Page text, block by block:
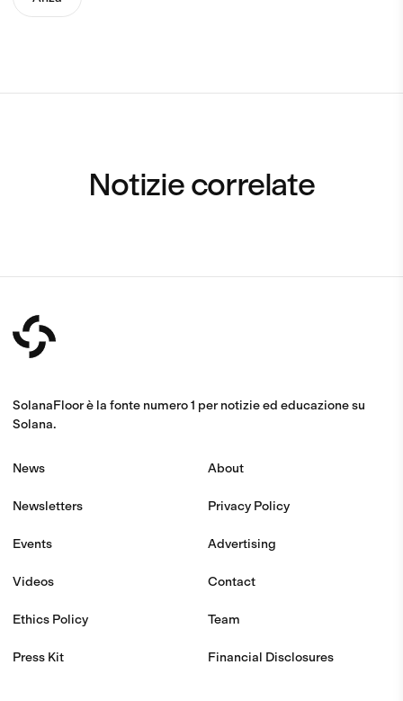
Notizie correlate
SolanaFloor è la fonte numero 1 per notizie ed educazione su
Solana.
News
Newsletters
Events
Videos
Ethics Policy
Press Kit
About
Privacy Policy
Advertising
Contact
Team
Financial Disclosures